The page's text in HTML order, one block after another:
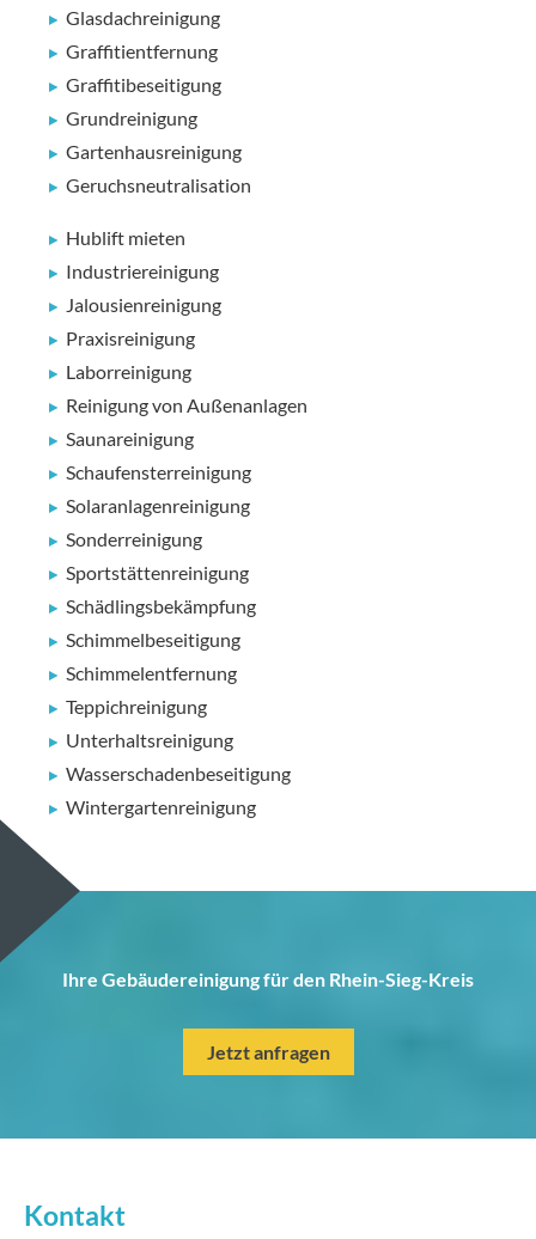
Glasdachreinigung
Graffitientfernung
Graffitibeseitigung
Grundreinigung
Gartenhausreinigung
Geruchsneutralisation
Hublift mieten
Industriereinigung
Jalousienreinigung
Praxisreinigung
Laborreinigung
Reinigung von Außenanlagen
Saunareinigung
Schaufensterreinigung
Solaranlagenreinigung
Sonderreinigung
Sportstättenreinigung
Schädlingsbekämpfung
Schimmelbeseitigung
Schimmelentfernung
Teppichreinigung
Unterhaltsreinigung
Wasserschadenbeseitigung
Wintergartenreinigung
Ihre Gebäudereinigung für den Rhein-Sieg-Kreis
Jetzt anfragen
Kontakt